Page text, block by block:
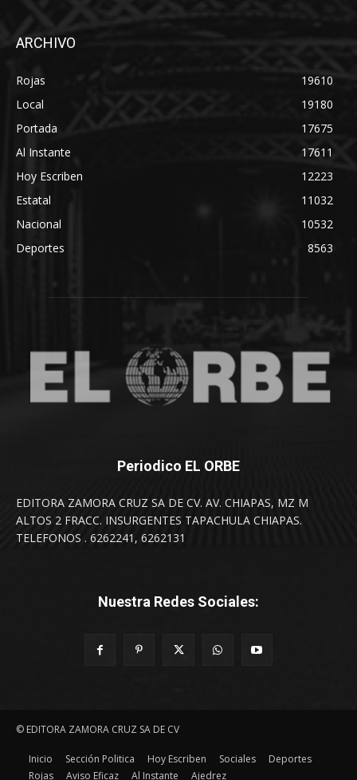
ARCHIVO
Rojas
19610
Local
19180
Portada
17675
Al Instante
17611
Hoy Escriben
12223
Estatal
11032
Nacional
10532
Deportes
8563
Periodico EL ORBE
EDITORA ZAMORA CRUZ SA DE CV. AV. CHIAPAS, MZ M
ALTOS 2 FRACC. INSURGENTES TAPACHULA CHIAPAS.
TELEFONOS . 6262241, 6262131
Nuestra Redes Sociales:
© EDITORA ZAMORA CRUZ SA DE CV
Inicio Sección Politica Hoy Escriben Sociales
Deportes
Rojas
Aviso Eficaz Al Instante Ajedrez